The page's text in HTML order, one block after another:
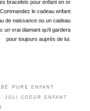
bracelets pour enfant en or
le cadeau enfant
de naissance ou un cadeau
un vrai diamant qu'il gardera
pour toujours auprès de lui.
PURE ENFANT
JOLI COEUR ENFANT